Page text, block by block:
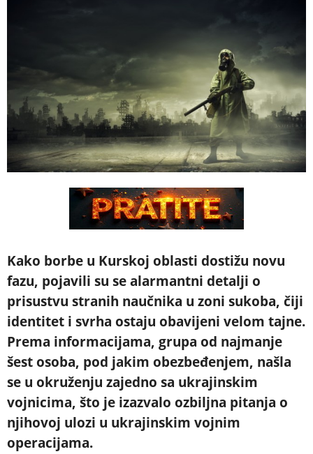
Kako borbe u Kurskoj oblasti dostižu novu
fazu, pojavili su se alarmantni detalji o
prisustvu stranih naučnika u zoni sukoba, čiji
identitet i svrha ostaju obavijeni velom tajne.
Prema informacijama, grupa od najmanje
šest osoba, pod jakim obezbeđenjem, našla
se u okruženju zajedno sa ukrajinskim
vojnicima, što je izazvalo ozbiljna pitanja o
njihovoj ulozi u ukrajinskim vojnim
operacijama.